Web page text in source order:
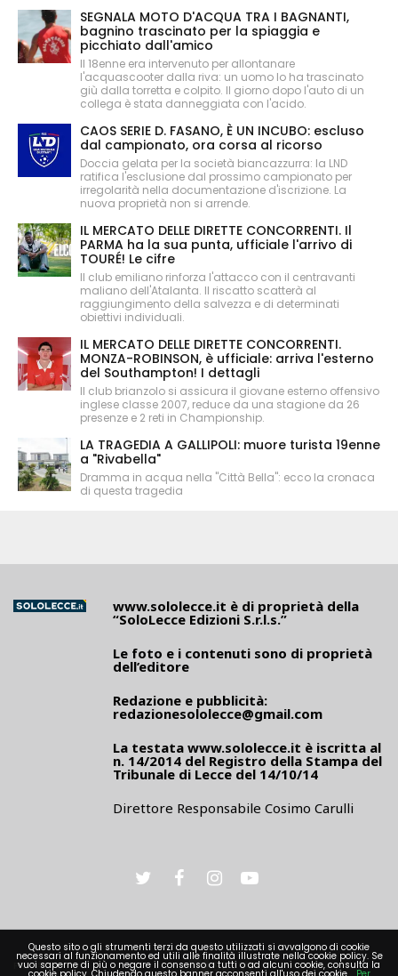
SEGNALA MOTO D'ACQUA TRA I BAGNANTI,
bagnino trascinato per la spiaggia e
picchiato dall'amico
Il 18enne era intervenuto per allontanare
l'acquascooter dalla riva: un uomo lo ha trascinato
giù dalla torretta e colpito. Il giorno dopo l'auto di un
collega è stata danneggiata con l'acido.
CAOS SERIE D. FASANO, È UN INCUBO: escluso
dal campionato, ora corsa al ricorso
Doccia gelata per la società biancazzurra: la LND
ratifica l'esclusione dal prossimo campionato per
irregolarità nella documentazione d'iscrizione. La
nuova proprietà non si arrende.
IL MERCATO DELLE DIRETTE CONCORRENTI. Il
PARMA ha la sua punta, ufficiale l'arrivo di
TOURÉ! Le cifre
Il club emiliano rinforza l'attacco con il centravanti
maliano dell'Atalanta. Il riscatto scatterà al
raggiungimento della salvezza e di determinati
obiettivi individuali.
IL MERCATO DELLE DIRETTE CONCORRENTI.
MONZA-ROBINSON, è ufficiale: arriva l'esterno
del Southampton! I dettagli
Il club brianzolo si assicura il giovane esterno offensivo
inglese classe 2007, reduce da una stagione da 26
presenze e 2 reti in Championship.
LA TRAGEDIA A GALLIPOLI: muore turista 19enne
a "Rivabella"
Dramma in acqua nella "Città Bella": ecco la cronaca
di questa tragedia
www.sololecce.it è di proprietà della
“SoloLecce Edizioni S.r.l.s.”
Le foto e i contenuti sono di proprietà
dell’editore
Redazione e pubblicità:
redazionesololecce@gmail.com
La testata www.sololecce.it è iscritta al
n. 14/2014 del Registro della Stampa del
Tribunale di Lecce del 14/10/14
Direttore Responsabile Cosimo Carulli
PRIVACY
Questo sito o gli strumenti terzi da questo utilizzati si avvalgono di cookie
necessari al funzionamento ed utili alle finalità illustrate nella cookie policy. Se
vuoi saperne di più o negare il consenso a tutti o ad alcuni cookie, consulta la